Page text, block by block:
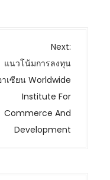
Next:
แนวโน้มการลงทุน
าเซียน Worldwide
Institute For
Commerce And
Development